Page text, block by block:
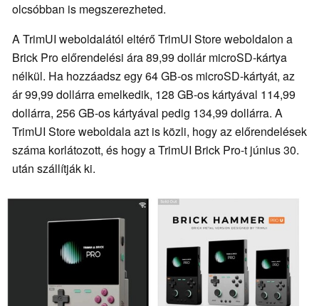
olcsóbban is megszerezheted.
A TrimUI weboldalától eltérő TrimUI Store weboldalon a
Brick Pro előrendelési ára 89,99 dollár microSD-kártya
nélkül. Ha hozzáadsz egy 64 GB-os microSD-kártyát, az
ár 99,99 dollárra emelkedik, 128 GB-os kártyával 114,99
dollárra, 256 GB-os kártyával pedig 134,99 dollárra. A
TrimUI Store weboldala azt is közli, hogy az előrendelések
száma korlátozott, és hogy a TrimUI Brick Pro-t június 30.
után szállítják ki.